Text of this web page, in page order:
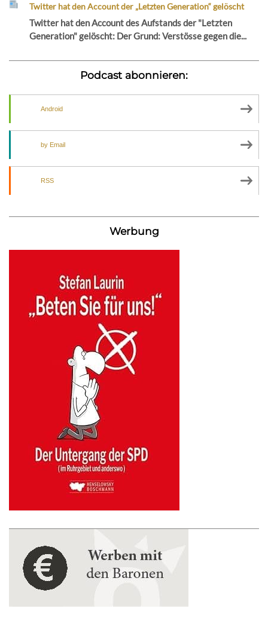
Twitter hat den Account der „Letzten Generation“ gelöscht
Twitter hat den Account des Aufstands der "Letzten
Generation" gelöscht: Der Grund: Verstösse gegen die...
Podcast abonnieren:
Android
by Email
RSS
Werbung